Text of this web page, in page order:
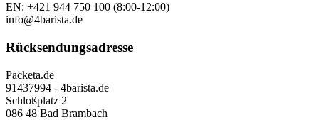
EN: +421 944 750 100 (8:00-12:00)
info@4barista.de
Rücksendungsadresse
Packeta.de
91437994 - 4barista.de
Schloßplatz 2
086 48 Bad Brambach